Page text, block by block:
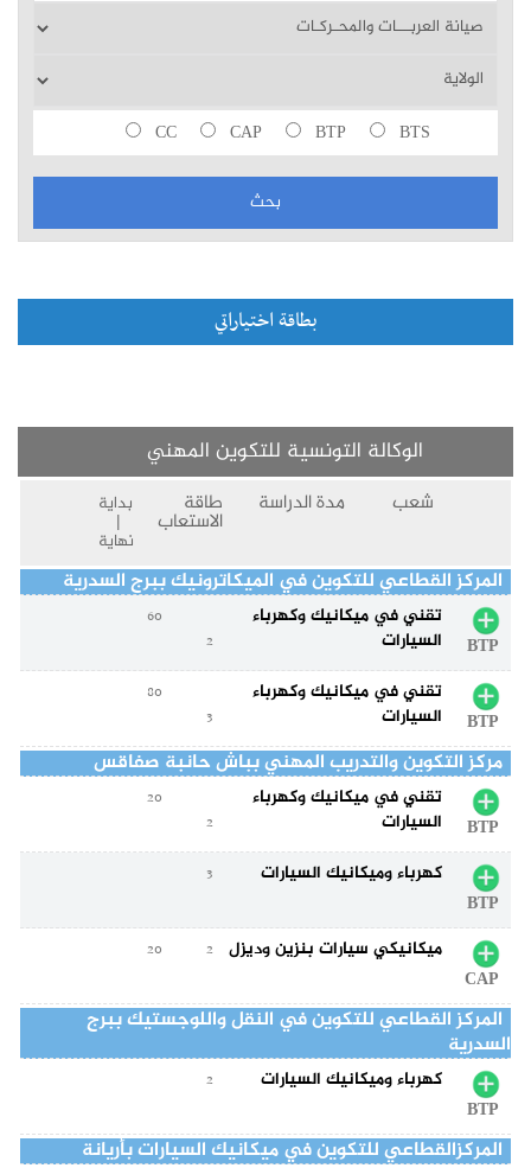
BTS
BTP
CAP
CC
بطاقة اختياراتي
الوكالة التونسية للتكوين المهني
شعب مدة الدراسة طاقة
الاستعاب
بداية
|
نهاية
المركز القطاعي للتكوين في الميكاترونيك ببرج السدرية
BTP
تقني في ميكانيك وكهرباء
السيارات
2
60
BTP
تقني في ميكانيك وكهرباء
السيارات
3
80
مركز التكوين والتدريب المهني بباش حانبة صفاقس
BTP
تقني في ميكانيك وكهرباء
السيارات
2
20
BTP
كهرباء وميكانيك السيارات 3
CAP
ميكانيكي سيارات بنزين وديزل 2
20
المركز القطاعي للتكوين في النقل واللوجستيك ببرج
السدرية
BTP
كهرباء وميكانيك السيارات 2
المركزالقطاعي للتكوين في ميكانيك السيارات بأريانة